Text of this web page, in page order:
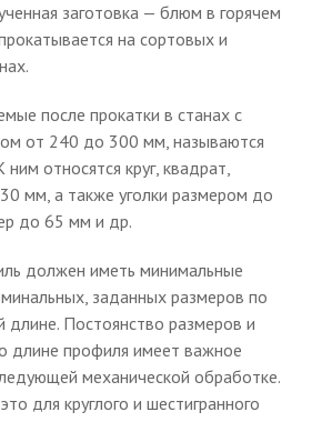
заготовка — блюм в горячем
на сортовых и
после прокатки в станах с
от 240 до 300 мм, называются
относятся круг, квадрат,
мм, а также уголки размером до
до 65 мм и др.
должен иметь минимальные
заданных размеров по
длине. Постоянство размеров и
длине профиля имеет важное
механической обработке.
для круглого и шестигранного